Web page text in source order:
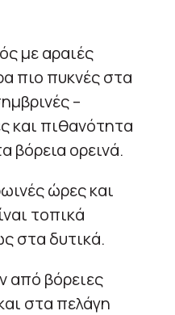
με αραιές
πιο πυκνές στα
–
και πιθανότητα
βόρεια ορεινά.
ώρες και
τοπικά
στα δυτικά.
από βόρειες
στα πελάγη